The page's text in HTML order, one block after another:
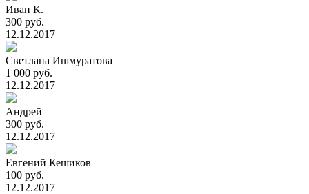
Иван К.
300 руб.
12.12.2017
Светлана Ишмуратова
1 000 руб.
12.12.2017
Андрей
300 руб.
12.12.2017
Евгений Кешиков
100 руб.
12.12.2017